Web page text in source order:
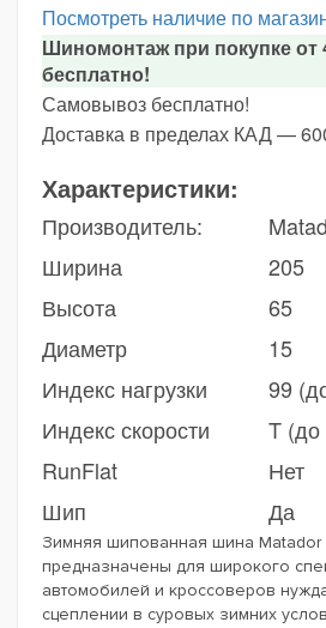
Посмотреть наличие по
Шиномонтаж при покупке от
бесплатно!
Самовывоз бесплатно!
Доставка в пределах КАД —
Характеристики:
Производитель:
Ширина
205
Высота
65
Диаметр
15
Индекс нагрузки
99
Индекс скорости
T (до
RunFlat
Нет
Шип
Да
Зимняя шипованная шина Matador
предназначены для широкого
автомобилей и кроссоверов
сцеплении в суровых зимних